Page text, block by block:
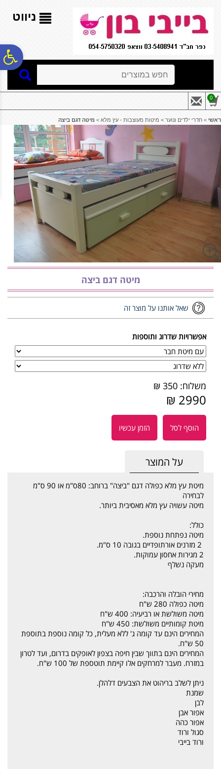
נגישות
אתר
המרכזי
ניווט
0
ראשי > חדרי ילדים ונוער > מיטות מעוצבות - עץ מלא > מיטה דגם ביצה
מיטה דגם ביצה
שאל אותנו על מוצר זה
אפשרויות שדרוג ותוספות
משלוח: 350 ₪
2990 ₪
הוסף לסל הזמן עכשיו
על המוצר
מיטת עץ מלא כפולה דגם "ביצה" ברוחב: 80ס"מ או 90 ס"מ
לבחירה
מיטה עשויה עץ מלא מאסיבית ביותר.
כולל:
מיטה נפתחת נוספת.
2 מגירות אחסון עמוקות.
מעקה נשלף
מחירי הובלה והרכבה:
מיטה כפולה 280 ש"ח
מיטה משולשת או רביעיה: 400 ש"ח
מיטת קומותיים משולשת: 450 ש"ח
המחירים הינם עד קומה ג' ללא מעלית, כל קומה נוספת בתוספת
50 ש"ח.
המחירים הינם בתווך שבין חיפה בצפון לאופקים בדרום, ועד לטרון
במזרח. מעבר למרחקים אלו קיימת תוטספת של 100 ש"ח.
ניתן לשלב בריהוט את הצבעים דלהלן.
שמנת
לבן
אפור אבן
אפור כהה
סגול ורוד
ורוד בייבי